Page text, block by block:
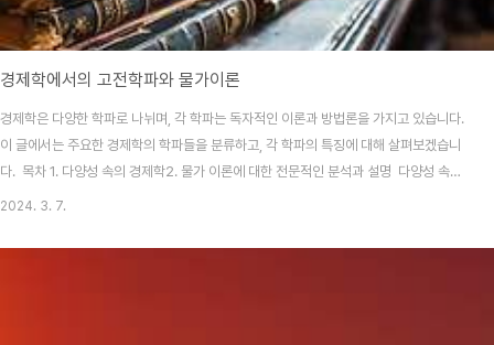
경제학에서의 고전학파와 물가이론
경제학은 다양한 학파로 나뉘며, 각 학파는 독자적인 이론과 방법론을 가지고 있습니다.
이 글에서는 주요한 경제학의 학파들을 분류하고, 각 학파의 특징에 대해 살펴보겠습니
다. 목차 1. 다양성 속의 경제학2. 물가 이론에 대한 전문적인 분석과 설명 다양성 속의
경제학 경제학은 자원의 제한된 상황에서 인간의 행동을 연구하는 사회과학 분야입니
해 경제 현상을 탐구합니다. 각 학파는 독특한 이론과 방법론으로 경제학의 다양한 측면
2024. 3. 7.